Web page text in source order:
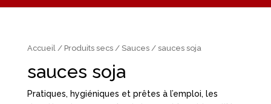
Accueil/ Produits secs/ Sauces/ sauces soja
sauces soja
Pratiques, hygiéniques et prêtes à l’emploi, les